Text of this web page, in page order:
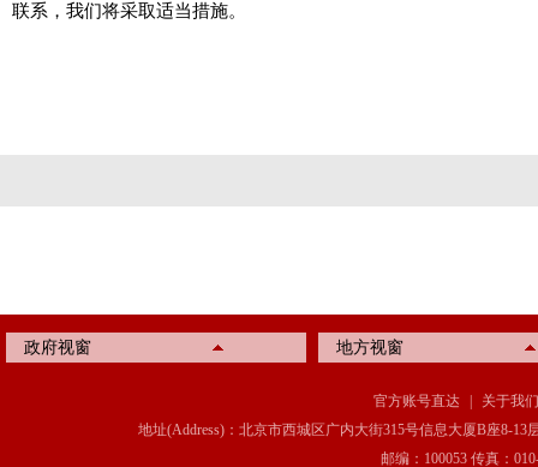
联系，我们将采取适当措施。
政府视窗 地方视窗
官方账号直达
关于我们
地址(Address)：北京市西城区广内大街315号信息大厦B座8-13
邮编：100053 传真：